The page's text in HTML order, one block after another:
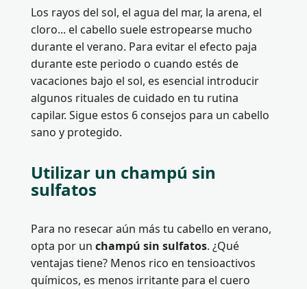
Los rayos del sol, el agua del mar, la arena, el
cloro... el cabello suele estropearse mucho
durante el verano. Para evitar el efecto paja
durante este periodo o cuando estés de
vacaciones bajo el sol, es esencial introducir
algunos rituales de cuidado en tu rutina
capilar. Sigue estos 6 consejos para un cabello
sano y protegido.
Utilizar un champú sin
sulfatos
Para no resecar aún más tu cabello en verano,
opta por un champú sin sulfatos. ¿Qué
ventajas tiene? Menos rico en tensioactivos
químicos, es menos irritante para el cuero